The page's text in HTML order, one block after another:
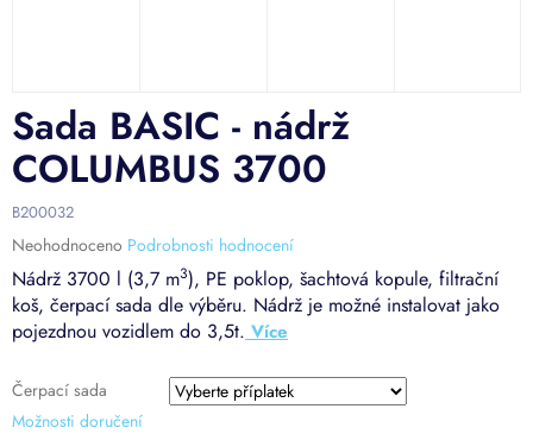
Čerpací sada
Možnosti doručení
Nádrž 3700 l (3,7 m3), PE poklop, šachtová kopule, filtrační
koš, čerpací sada dle výběru. Nádrž je možné instalovat jako
pojezdnou vozidlem do 3,5t.
Sada BASIC - nádrž
COLUMBUS 3700
B200032
Průměrné
hodnocení
produktu
je
0,0
5
hvězdiček.
Neohodnoceno Podrobnosti hodnocení